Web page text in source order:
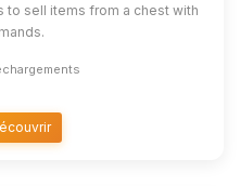
to sell items from a chest with